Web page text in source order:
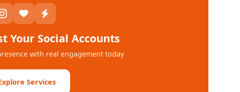
Your Social Accounts
with real engagement today
Services